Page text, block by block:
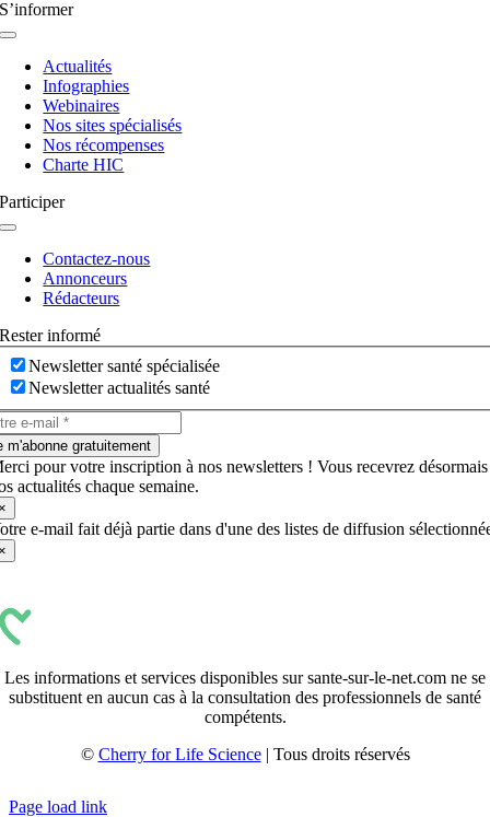
S’informer
Navigation
basculeActualités
Infographies
Webinaires
Nos sites spécialisés
Nos récompenses
Charte HIC
Participer
Navigation
basculeContactez-nous
Annonceurs
Rédacteurs
Rester informé
Newsletter santé spécialisée
Newsletter actualités santé
m'abonne gratuitement
pour votre inscription à nos newsletters ! Vous recevrez désormais
actualités chaque semaine.
e-mail fait déjà partie dans d'une des listes de diffusion
Les informations et services disponibles sur sante-sur-le-net.com ne se
substituent en aucun cas à la consultation des professionnels de santé
compétents.
© Cherry for Life Science| Tous droits réservés
Page load link